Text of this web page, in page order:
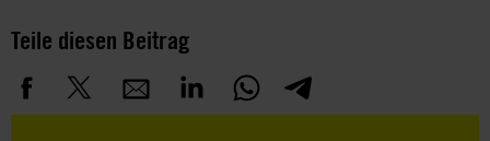
Teile diesen Beitrag